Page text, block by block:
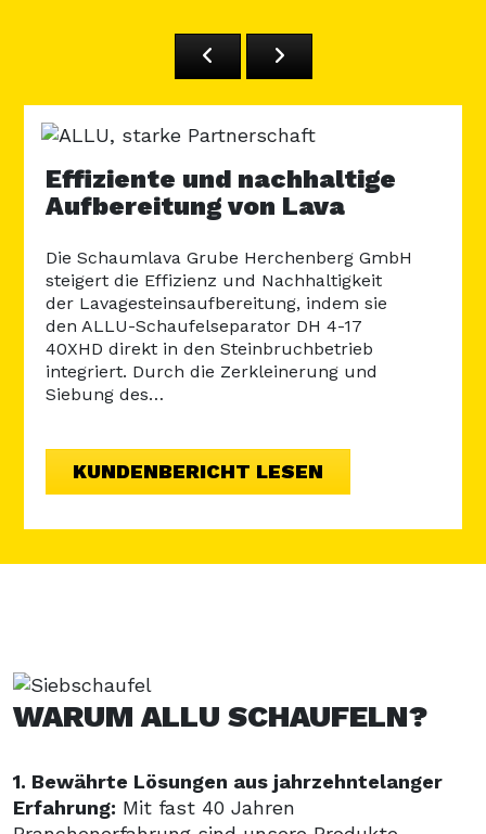
Effiziente und nachhaltige
Aufbereitung von Lava
Die Schaumlava Grube Herchenberg GmbH
steigert die Effizienz und Nachhaltigkeit
der Lavagesteinsaufbereitung, indem sie
den ALLU-Schaufelseparator DH 4-17
40XHD direkt in den Steinbruchbetrieb
integriert. Durch die Zerkleinerung und
Siebung des…
KUNDENBERICHT LESEN
WARUM ALLU SCHAUFELN?
1. Bewährte Lösungen aus jahrzehntelanger
Erfahrung: Mit fast 40 Jahren